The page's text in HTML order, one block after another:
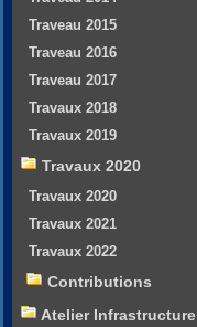
Traveau 2015
Traveau 2016
Traveau 2017
Travaux 2018
Travaux 2019
Travaux 2020
Travaux 2020
Travaux 2021
Travaux 2022
Contributions
Atelier Infrastructure